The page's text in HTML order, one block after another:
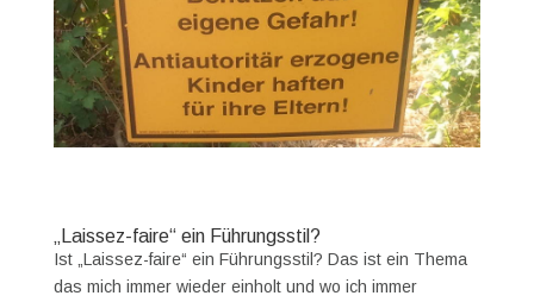
„Laissez-faire“ ein Führungsstil?
Ist „Laissez-faire“ ein Führungsstil? Das ist ein Thema
das mich immer wieder einholt und wo ich immer